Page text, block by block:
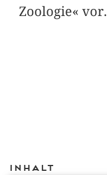
Zoologie« vor.
Inhalt